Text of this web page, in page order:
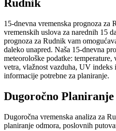
Rudnik
15-dnevna vremenska prognoza za
vremenskih uslova za narednih 15
prognoza za Rudnik vam
daleko unapred. Naša 15-dnevna
meteorološke podatke:
vetra, vlažnost vazduha, UV indeks
informacije potrebne za planiranje.
Dugoročno Planiranje
Dugoročna vremenska analiza za
planiranje odmora, poslovnih